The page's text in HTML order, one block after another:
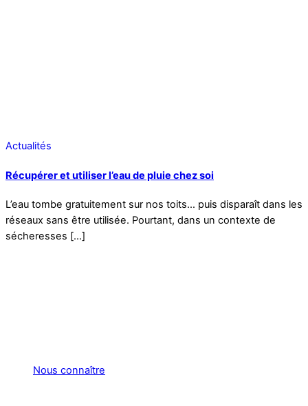
Actualités
Récupérer et utiliser l’eau de pluie chez soi
L’eau tombe gratuitement sur nos toits… puis disparaît dans les
réseaux sans être utilisée. Pourtant, dans un contexte de
sécheresses […]
Nous connaître